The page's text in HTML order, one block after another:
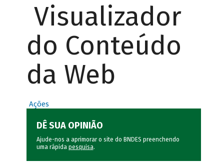
Visualizador
do Conteúdo
da Web
Ações
DÊ SUA OPINIÃO
Ajude-nos a aprimorar o site do BNDES preenchendo
uma rápida pesquisa.